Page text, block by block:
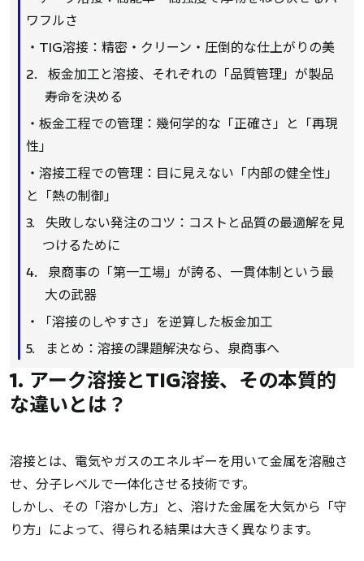
ワフルさ
・TIG溶接：精密・クリーン・圧倒的な仕上がりの美
板金加工と溶接、それぞれの「品質管理」が製品
寿命を決める
・板金工程での管理：幾何学的な「正確さ」と「再現
性」
・溶接工程での管理：目に見えない「内部の健全性」
と「熱の制御」
失敗しない発注のコツ：コストと品質の最適解を見
つけるために
泉商事の「第一工場」が誇る、一貫体制という最
大の武器
・「溶接のしやすさ」を逆算した板金加工
まとめ：溶接の課題解決なら、泉商事へ
1. アーク溶接とTIG溶接、その本質的
な違いとは？
溶接とは、電気やガスのエネルギーを用いて金属を溶融さ
せ、分子レベルで一体化させる技術です。
しかし、その「溶かし方」と、溶けた金属を大気から「守
り方」によって、得られる結果は大きく異なります。